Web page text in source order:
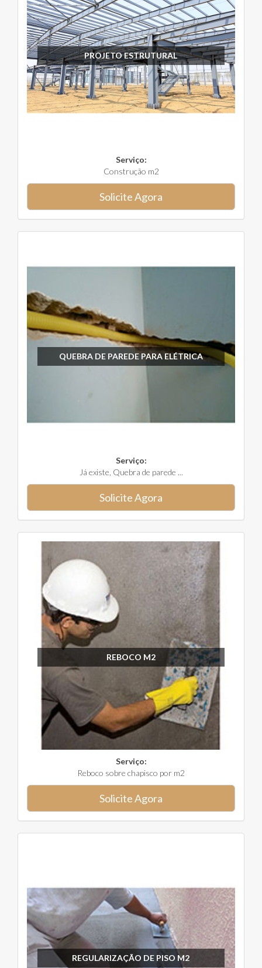
PROJETO ESTRUTURAL
Serviço:
Construção m2
Solicite Agora
QUEBRA DE PAREDE PARA ELÉTRICA
Serviço:
Já existe, Quebra de parede ...
Solicite Agora
REBOCO M2
Serviço:
Reboco sobre chapisco por m2
Solicite Agora
REGULARIZAÇÃO DE PISO M2